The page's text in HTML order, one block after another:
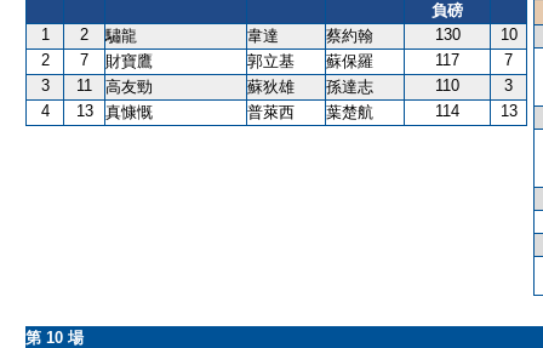
負磅
1 2 驌龍 韋達 蔡約翰 130
10
2
7 財寶鷹 郭立基 蘇保羅 117
7
3
11 高友勁 蘇狄雄 孫達志 110
3
4
13 真慷慨 普萊西 葉楚航 114 13
第 10 場